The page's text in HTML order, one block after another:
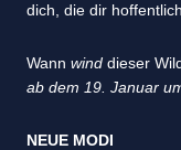
dich, die dir
Wann wind dieser
ab dem 19. Januar
NEUE MODI